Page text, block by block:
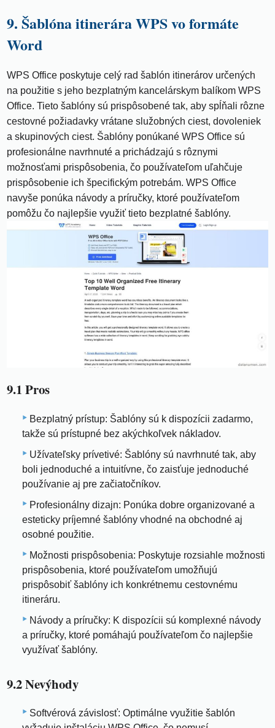
9. Šablóna itinerára WPS vo formáte
Word
WPS Office poskytuje celý rad šablón itinerárov určených
na použitie s jeho bezplatným kancelárskym balíkom WPS
Office. Tieto šablóny sú prispôsobené tak, aby spĺňali rôzne
cestovné požiadavky vrátane služobných ciest, dovoleniek
a skupinových ciest. Šablóny ponúkané WPS Office sú
profesionálne navrhnuté a prichádzajú s rôznymi
možnosťami prispôsobenia, čo používateľom uľahčuje
prispôsobenie ich špecifickým potrebám. WPS Office
navyše ponúka návody a príručky, ktoré používateľom
pomôžu čo najlepšie využiť tieto bezplatné šablóny.
9.1 Pros
Bezplatný prístup: Šablóny sú k dispozícii zadarmo,
takže sú prístupné bez akýchkoľvek nákladov.
Užívateľsky prívetivé: Šablóny sú navrhnuté tak, aby
boli jednoduché a intuitívne, čo zaisťuje jednoduché
používanie aj pre začiatočníkov.
Profesionálny dizajn: Ponúka dobre organizované a
esteticky príjemné šablóny vhodné na obchodné aj
osobné použitie.
Možnosti prispôsobenia: Poskytuje rozsiahle možnosti
prispôsobenia, ktoré používateľom umožňujú
prispôsobiť šablóny ich konkrétnemu cestovnému
itineráru.
Návody a príručky: K dispozícii sú komplexné návody
a príručky, ktoré pomáhajú používateľom čo najlepšie
využívať šablóny.
9.2 Nevýhody
Softvérová závislosť: Optimálne využitie šablón